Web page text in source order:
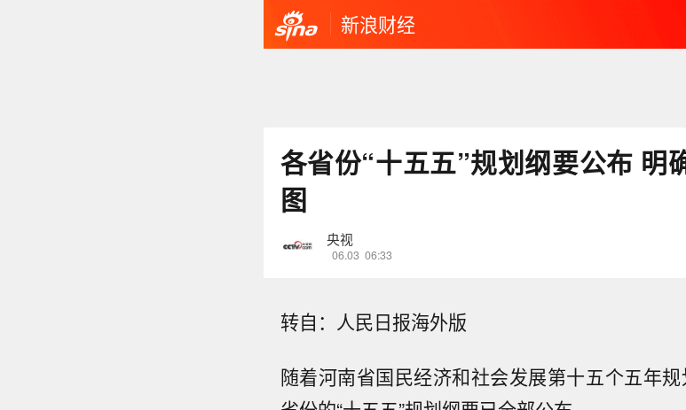
新浪财经
各省份“十五五”规划纲要公布 明
图
央视
06.03 06:33
转自：人民日报海外版
随着河南省国民经济和社会发展第十五个五年